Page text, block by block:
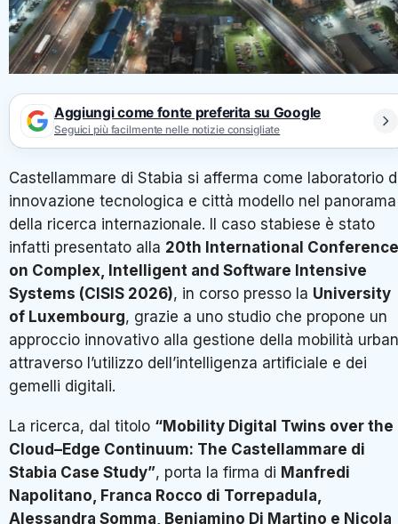
Aggiungi come fonte preferita su Google
Seguici più facilmente nelle notizie consigliate
Castellammare di Stabia si afferma come laboratorio
innovazione tecnologica e città modello nel panorama
della ricerca internazionale. Il caso stabiese è stato
infatti presentato alla 20th International Conference
on Complex, Intelligent and Software Intensive
Systems (CISIS 2026), in corso presso la University
of Luxembourg, grazie a uno studio che propone un
approccio innovativo alla gestione della mobilità
attraverso l’utilizzo dell’intelligenza artificiale e dei
gemelli digitali.
La ricerca, dal titolo “Mobility Digital Twins over the
Cloud–Edge Continuum: The Castellammare di
Stabia Case Study”, porta la firma di Manfredi
Napolitano, Franca Rocco di Torrepadula,
Alessandra Somma, Beniamino Di Martino e Nicola